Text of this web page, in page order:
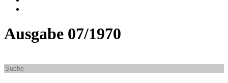
Ausgabe 07/1970